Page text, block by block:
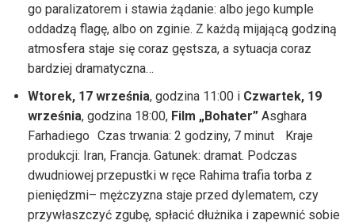
go paralizatorem i stawia żądanie: albo jego kumple
oddadzą flagę, albo on zginie. Z każdą mijającą godziną
atmosfera staje się coraz gęstsza, a sytuacja coraz
bardziej dramatyczna…
Wtorek, 17 września, godzina 11:00 i Czwartek, 19
września, godzina 18:00, Film „Bohater” Asghara
Farhadiego Czas trwania: 2 godziny, 7 minut Kraje
produkcji: Iran, Francja. Gatunek: dramat. Podczas
dwudniowej przepustki w ręce Rahima trafia torba z
pieniędzmi– mężczyzna staje przed dylematem, czy
przywłaszczyć zgubę, spłacić dłużnika i zapewnić sobie